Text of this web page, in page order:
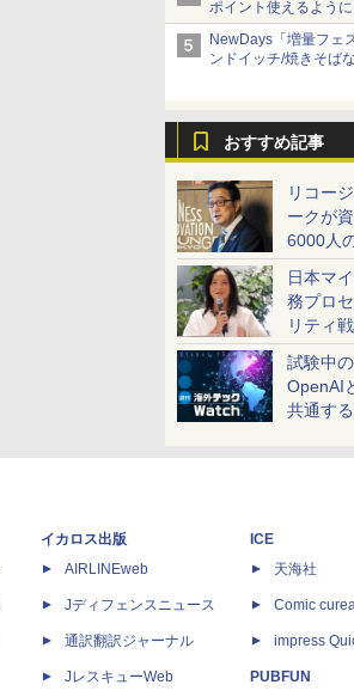
ポイント使えるように
NewDays「増量フェ
ンドイッチ/焼きそば
おすすめ記事
リコー
ークが
6000人
かした
RICOH
日本マ
務プロ
リティ
が2027
試験中
OpenAI
共通す
イカロス出版
AIRLINEweb
Jディフェンスニュース
通訳翻訳ジャーナル
JレスキューWeb
ICE
天海社
Comic
impress
PUBFUN